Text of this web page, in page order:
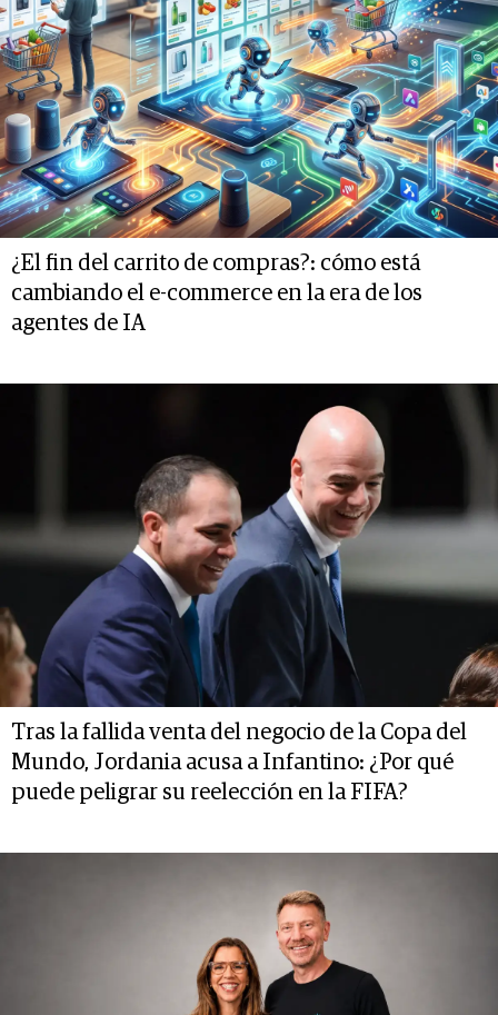
¿El fin del carrito de compras?: cómo está
cambiando el e-commerce en la era de los
agentes de IA
Tras la fallida venta del negocio de la Copa del
Mundo, Jordania acusa a Infantino: ¿Por qué
puede peligrar su reelección en la FIFA?